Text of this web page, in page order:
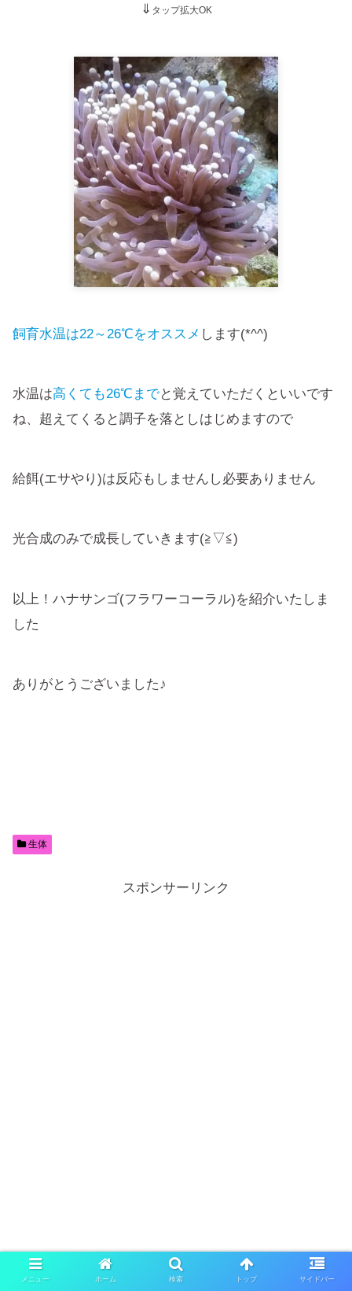
⇓ タップ拡大OK
飼育水温は22～26℃をオススメ します(*^^)
水温は高くても26℃までと覚えていただくといいです
ね、超えてくると調子を落としはじめますので
給餌(エサやり)は反応もしませんし必要ありません
光合成のみで成長していきます(≧▽≦)
以上！ハナサンゴ(フラワーコーラル)を紹介いたしま
した
ありがとうございました♪
生体
スポンサーリンク
メニュー ホーム 検索 トップ サイドバー